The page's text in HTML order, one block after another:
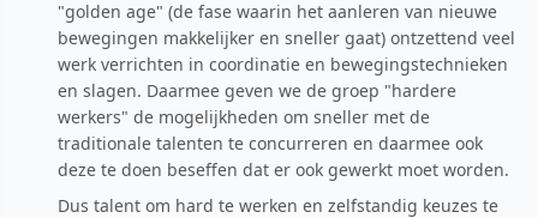
"golden age" (de fase waarin het aanleren van nieuwe
bewegingen makkelijker en sneller gaat) ontzettend veel
werk verrichten in coordinatie en bewegingstechnieken
en slagen. Daarmee geven we de groep "hardere
werkers" de mogelijkheden om sneller met de
traditionale talenten te concurreren en daarmee ook
deze te doen beseffen dat er ook gewerkt moet worden.
Dus talent om hard te werken en zelfstandig keuzes te